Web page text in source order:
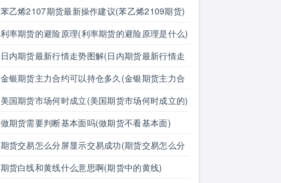
况)
苯乙烯2107期货最新操作建议(苯乙烯2109期货)
利率期货的避险原理(利率期货的避险原理是什么)
日内期货最新行情走势图解(日内期货最新行情走
势图解分析)
金银期货主力合约可以持仓多久(金银期货主力合
约可以持仓多久啊)
美国期货市场何时成立(美国期货市场何时成立的)
做期货需要判断基本面吗(做期货不看基本面)
期货交易怎么分屏显示交易成功(期货交易怎么分
屏显示交易成功了)
期货白线和黄线什么意思啊(期货中的黄线)